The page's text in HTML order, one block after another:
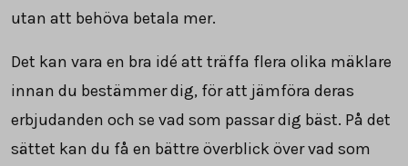
utan att behöva betala mer.
Det kan vara en bra idé att träffa flera olika mäklare
innan du bestämmer dig, för att jämföra deras
erbjudanden och se vad som passar dig bäst. På det
sättet kan du få en bättre överblick över vad som